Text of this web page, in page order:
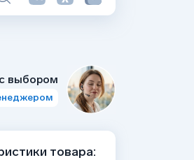
выбором
товара: